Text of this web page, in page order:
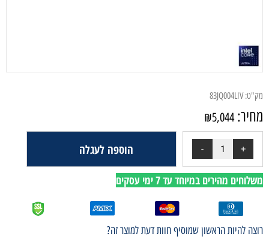
מק"ט: 83JQ004LIV
מחיר: ₪5,044
הוספה לעגלה
משלוחים מהירים במיוחד עד 7 ימי עסקים
רוצה להיות הראשון שמוסיף חוות דעת למוצר זה?